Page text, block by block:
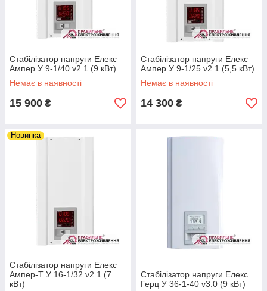
Стабілізатор напруги Елекс
Ампер У 9-1/40 v2.1 (9 кВт)
Немає в наявності
15 900 ₴
Стабілізатор напруги Елекс
Ампер У 9-1/25 v2.1 (5,5 кВт)
Немає в наявності
14 300 ₴
Новинка
Стабілізатор напруги Елекс
Ампер-Т У 16-1/32 v2.1 (7
кВт)
Стабілізатор напруги Елекс
Герц У 36-1-40 v3.0 (9 кВт)